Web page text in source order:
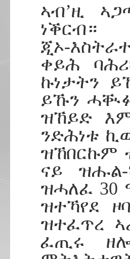
ኣብ’ዚ
ነቕርብ።
ጂኦ-
ቀይሕ
ኩነታትን
ይኹን
ዝኸይድ
ንድሕነቱ
ዝኸበርኩም
ናይ ዝሑል-
ዝሓለፈ 30
ዝተኻየደ
ዝተፈጥረ
ፈጢሩ